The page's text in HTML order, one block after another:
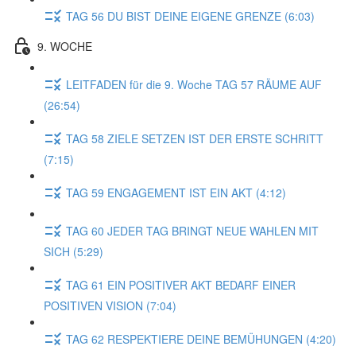
TAG 56 DU BIST DEINE EIGENE GRENZE (6:03)
9. WOCHE
LEITFADEN für die 9. Woche TAG 57 RÄUME AUF
(26:54)
TAG 58 ZIELE SETZEN IST DER ERSTE SCHRITT
(7:15)
TAG 59 ENGAGEMENT IST EIN AKT (4:12)
TAG 60 JEDER TAG BRINGT NEUE WAHLEN MIT
SICH (5:29)
TAG 61 EIN POSITIVER AKT BEDARF EINER
POSITIVEN VISION (7:04)
TAG 62 RESPEKTIERE DEINE BEMÜHUNGEN (4:20)